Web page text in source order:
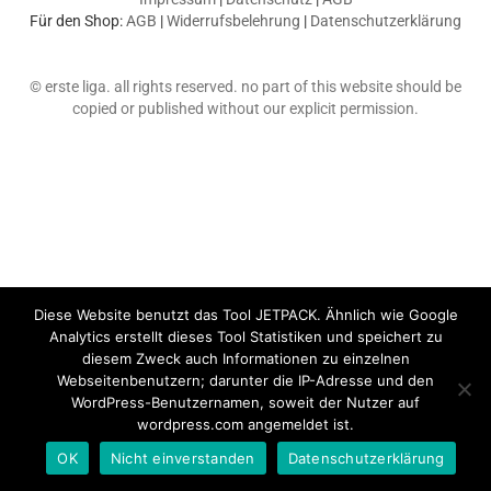
Für den Shop:AGB |Widerrufsbelehrung | Datenschutzerklärung
© erste liga. all rights reserved. no part of this website should be
copied or published without our explicit permission.
Diese Website benutzt das Tool JETPACK. Ähnlich wie Google
Analytics erstellt dieses Tool Statistiken und speichert zu
diesem Zweck auch Informationen zu einzelnen
Webseitenbenutzern; darunter die IP-Adresse und den
WordPress-Benutzernamen, soweit der Nutzer auf
wordpress.com angemeldet ist.
OK
Nicht einverstanden Datenschutzerklärung